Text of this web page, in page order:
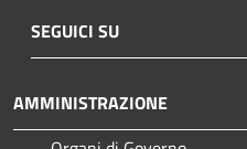
SEGUICI SU
AMMINISTRAZIONE